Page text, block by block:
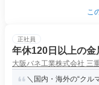
こ
正社員
年休120日以上の金
大阪バネ工業株式会社 三
＼国内・海外の“クル